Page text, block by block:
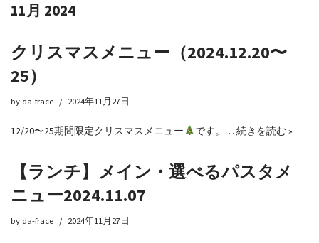
へ
キ
ッ
プ
11月 2024
クリスマスメニュー（2024.12.20〜
25）
by da-frace 2024年11月27日
12/20〜25期間限定クリスマスメニュー です。… 続きを読む »
【ランチ】メイン・選べるパスタメ
ニュー2024.11.07
by da-frace 2024年11月27日